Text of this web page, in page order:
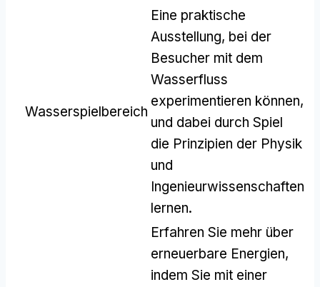
Wasserspielbereich
Eine praktische
Ausstellung, bei der
Besucher mit dem
Wasserfluss
experimentieren können,
und dabei durch Spiel
die Prinzipien der Physik
und
Ingenieurwissenschaften
lernen.
Erfahren Sie mehr über
erneuerbare Energien,
indem Sie mit einer